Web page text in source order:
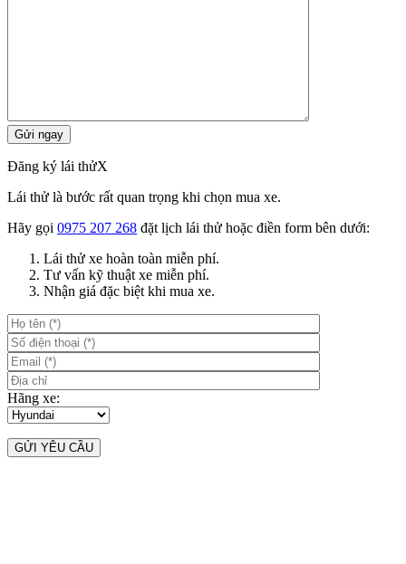
Đăng ký lái thửX
Lái thử là bước rất quan trọng khi chọn mua xe.
Hãy gọi 0975 207 268 đặt lịch lái thử hoặc điền form bên dưới:
Lái thử xe hoàn toàn miễn phí.
Tư vấn kỹ thuật xe miễn phí.
Nhận giá đặc biệt khi mua xe.
Hãng xe: